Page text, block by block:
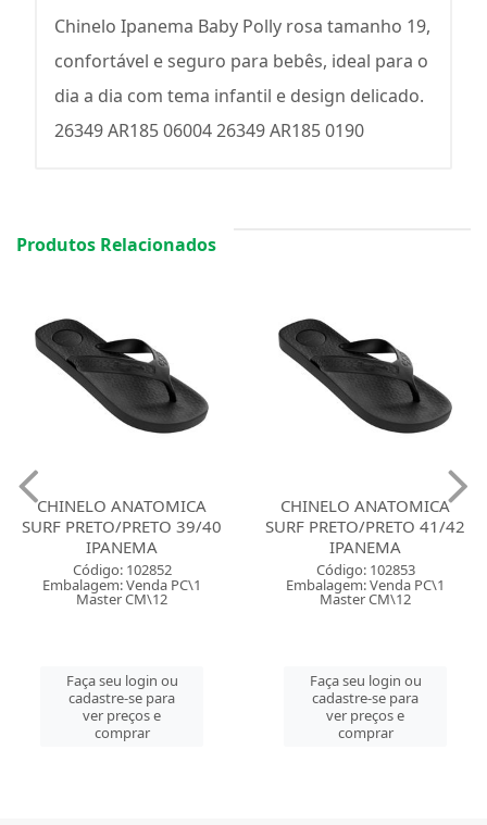
Chinelo Ipanema Baby Polly rosa tamanho 19,
confortável e seguro para bebês, ideal para o
dia a dia com tema infantil e design delicado.
26349 AR185 06004 26349 AR185 0190
Produtos Relacionados
CHINELO ANATOMICA
SURF PRETO/PRETO 39/40
IPANEMA
Código: 102852
Embalagem: Venda PC\1
Master CM\12
Faça seu login ou
cadastre-se para
ver preços e
comprar
CHINELO ANATOMICA
SURF PRETO/PRETO 41/42
IPANEMA
Código: 102853
Embalagem: Venda PC\1
Master CM\12
Faça seu login ou
cadastre-se para
ver preços e
comprar